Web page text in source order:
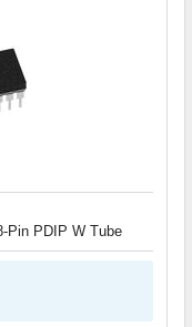
Pin PDIP W Tube